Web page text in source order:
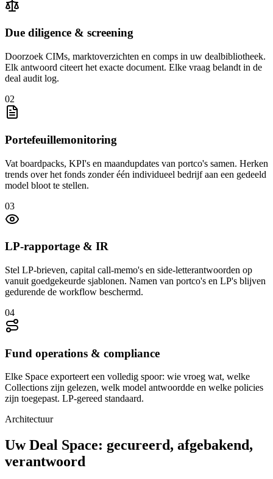
Due diligence & screening
Doorzoek CIMs, marktoverzichten en comps in uw dealbibliotheek.
Elk antwoord citeert het exacte document. Elke vraag belandt in de
deal audit log.
02
Portefeuillemonitoring
Vat boardpacks, KPI's en maandupdates van portco's samen. Herken
trends over het fonds zonder één individueel bedrijf aan een gedeeld
model bloot te stellen.
03
LP-rapportage & IR
Stel LP-brieven, capital call-memo's en side-letterantwoorden op
vanuit goedgekeurde sjablonen. Namen van portco's en LP's blijven
gedurende de workflow beschermd.
04
Fund operations & compliance
Elke Space exporteert een volledig spoor: wie vroeg wat, welke
Collections zijn gelezen, welk model antwoordde en welke policies
zijn toegepast. LP-gereed standaard.
Architectuur
Uw Deal Space: gecureerd, afgebakend,
verantwoord